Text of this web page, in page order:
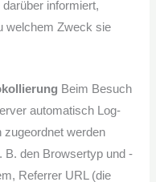
informiert,
welchem Zweck sie
Beim Besuch
automatisch Log-
zugeordnet werden
den Browsertyp und -
Referrer URL (die